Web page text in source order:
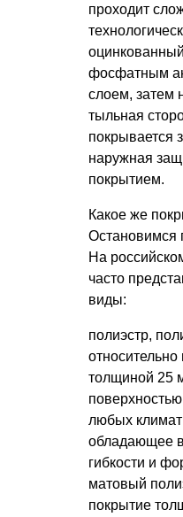
проходит
фосфатным
слоем, затем
тыльная
покрывается
наружная
покрытием.
Какое же
Остановимся
На
часто
виды:
полиэстр,
толщиной 25
любых
обладающее
гибкости и
матовый
покрытие